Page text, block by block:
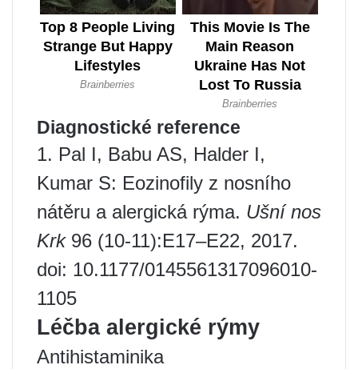
Diagnostické reference
1. Pal I, Babu AS, Halder I,
Kumar S: Eozinofily z nosního
nátěru a alergická rýma. Ušní nos
Krk96 (10-11):E17–E22, 2017.
doi: 10.1177/0145561317096010-
1105
Léčba alergické rýmy
Antihistaminika